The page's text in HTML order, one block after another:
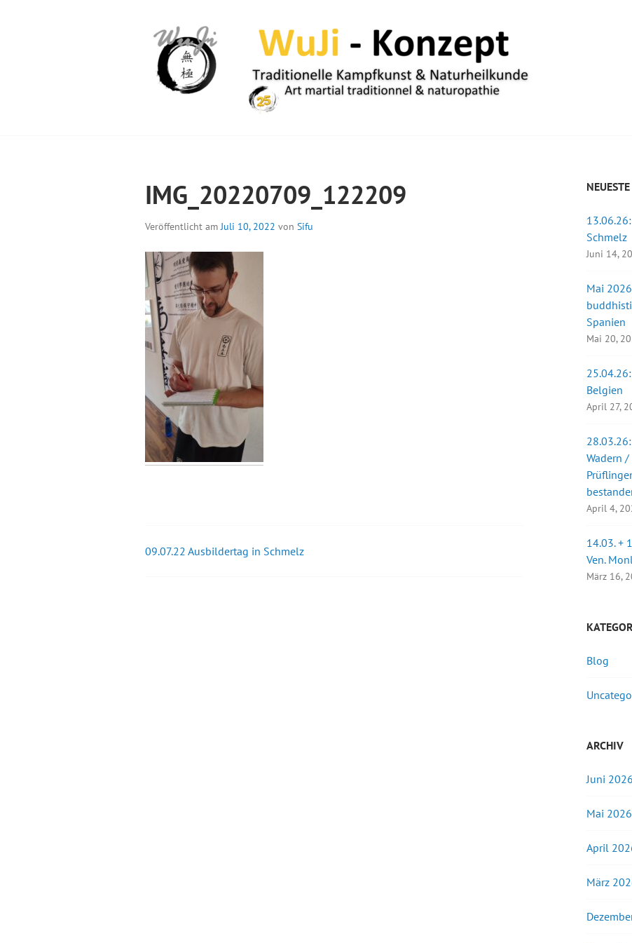
IMG_20220709_122209
Veröffentlicht amJuli 10, 2022 von Sifu
Beitrags-
09.07.22 Ausbildertag in Schmelz
Schmelz
Juni 14,
Mai
Spanien
Mai 20,
Belgien
April 27,
Wadern
April 4,
14.03. +
Ven.
März 16,
Blog
ARCHIV
Juni 2026
Mai 2026
April
März